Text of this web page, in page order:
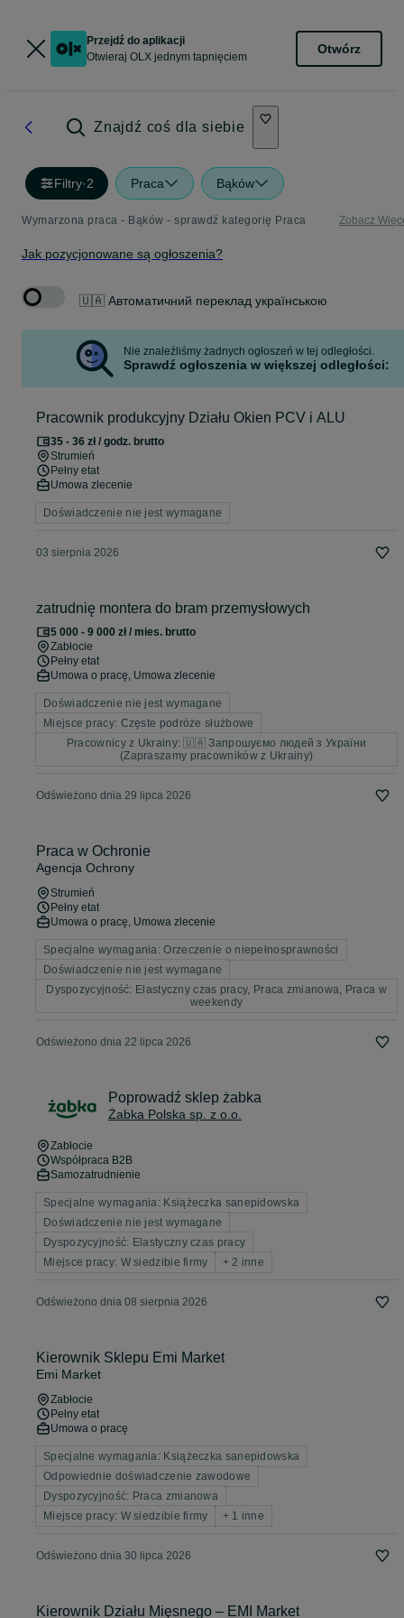
Przejdź do aplikacji
Otwieraj OLX jednym tapnięciem
Otwórz
Znajdź coś dla siebie
Filtry·2 Praca Bąków
Wymarzona praca - Bąków - sprawdź kategorię Praca Zobacz
Jak pozycjonowane są ogłoszenia?
🇺🇦 Автоматичний переклад українською
Nie znaleźliśmy żadnych ogłoszeń w tej odległości.
Sprawdź ogłoszenia w większej odległości:
Pracownik produkcyjny Działu Okien PCV i ALU
35 - 36 zł / godz. brutto
Strumień
Pełny etat
Umowa zlecenie
Doświadczenie nie jest wymagane
03 sierpnia 2026
zatrudnię montera do bram przemysłowych
5 000 - 9 000 zł / mies. brutto
Zabłocie
Pełny etat
Umowa o pracę, Umowa zlecenie
Doświadczenie nie jest wymagane
Miejsce pracy: Częste podróże służbowe
Pracownicy z Ukrainy: 🇺🇦 Запрошуємо людей з України
(Zapraszamy pracowników z Ukrainy)
Odświeżono dnia 29 lipca 2026
Praca w Ochronie
Agencja Ochrony
Strumień
Pełny etat
Umowa o pracę, Umowa zlecenie
Specjalne wymagania: Orzeczenie o niepełnosprawności
Doświadczenie nie jest wymagane
Dyspozycyjność: Elastyczny czas pracy, Praca zmianowa, Praca w
weekendy
Odświeżono dnia 22 lipca 2026
Poprowadź sklep żabka
Żabka Polska sp. z o.o.
Zabłocie
Współpraca B2B
Samozatrudnienie
Specjalne wymagania: Książeczka sanepidowska
Doświadczenie nie jest wymagane
Dyspozycyjność: Elastyczny czas pracy
Miejsce pracy: W siedzibie firmy
+ 2 inne
Odświeżono dnia 08 sierpnia 2026
Kierownik Sklepu Emi Market
Emi Market
Zabłocie
Pełny etat
Umowa o pracę
Specjalne wymagania: Książeczka sanepidowska
Odpowiednie doświadczenie zawodowe
Dyspozycyjność: Praca zmianowa
Miejsce pracy: W siedzibie firmy
+ 1 inne
Odświeżono dnia 30 lipca 2026
Kierownik Działu Mięsnego – EMI Market